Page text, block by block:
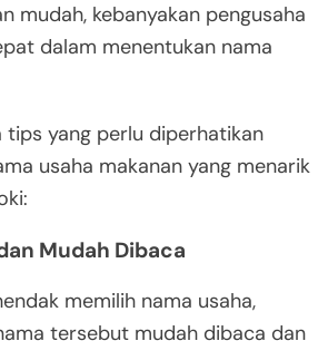
mudah, kebanyakan pengusaha
dalam menentukan nama
tips yang perlu diperhatikan
usaha makanan yang menarik
Mudah Dibaca
memilih nama usaha,
tersebut mudah dibaca dan